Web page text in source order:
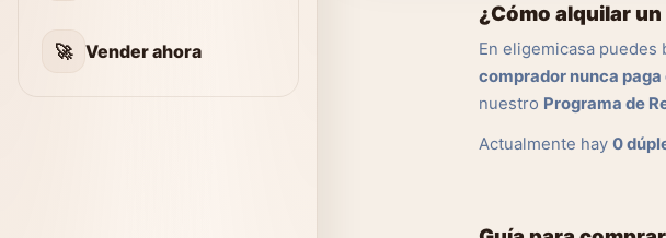
🚀 Vender ahora
¿Cómo alquilar
En eligemicasa
comprador nunca
nuestro Programa de
Actualmente hay 0